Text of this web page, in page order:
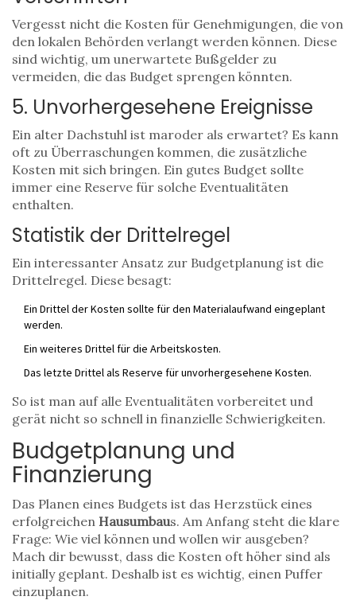
Vergesst nicht die Kosten für Genehmigungen, die von
den lokalen Behörden verlangt werden können. Diese
sind wichtig, um unerwartete Bußgelder zu
vermeiden, die das Budget sprengen könnten.
5. Unvorhergesehene Ereignisse
Ein alter Dachstuhl ist maroder als erwartet? Es kann
oft zu Überraschungen kommen, die zusätzliche
Kosten mit sich bringen. Ein gutes Budget sollte
immer eine Reserve für solche Eventualitäten
enthalten.
Statistik der Drittelregel
Ein interessanter Ansatz zur Budgetplanung ist die
Drittelregel. Diese besagt:
Ein Drittel der Kosten sollte für den Materialaufwand eingeplant
werden.
Ein weiteres Drittel für die Arbeitskosten.
Das letzte Drittel als Reserve für unvorhergesehene Kosten.
So ist man auf alle Eventualitäten vorbereitet und
gerät nicht so schnell in finanzielle Schwierigkeiten.
Budgetplanung und
Finanzierung
Das Planen eines Budgets ist das Herzstück eines
erfolgreichen Hausumbaus. Am Anfang steht die klare
Frage: Wie viel können und wollen wir ausgeben?
Mach dir bewusst, dass die Kosten oft höher sind als
initially geplant. Deshalb ist es wichtig, einen Puffer
einzuplanen.